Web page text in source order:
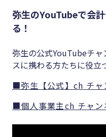
弥生のYouTubeで会
る！
弥生の公式YouTubeチ
スに携わる方たちに役立
■弥生【公式】ch チャ
■個人事業主ch チャン